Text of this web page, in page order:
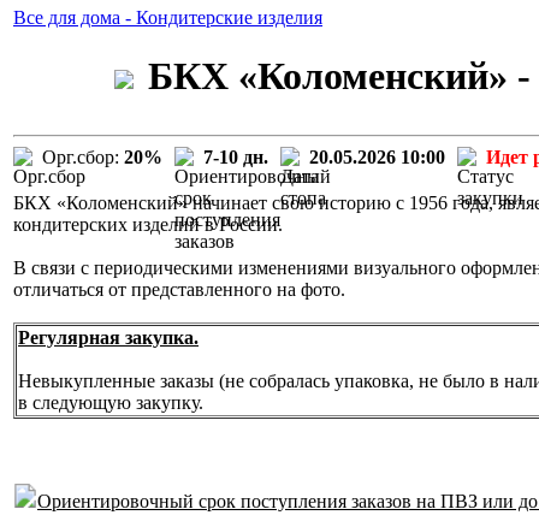
Все для дома - Кондитерские изделия
БКХ «Коломенский»
Орг.сбор: 20% 7-10 дн. 20.05.2026 10:00 Идет
БКХ «Коломенский» начинает свою историю с 1956 года,
кондитерских изделий в России.
В связи с периодическими изменениями визуального
отличаться от представленного на фото.
Регулярная закупка.
Невыкупленные заказы (не собралась упаковка, не было в
в следующую закупку.
Ориентировочный срок поступления заказов на ПВЗ или